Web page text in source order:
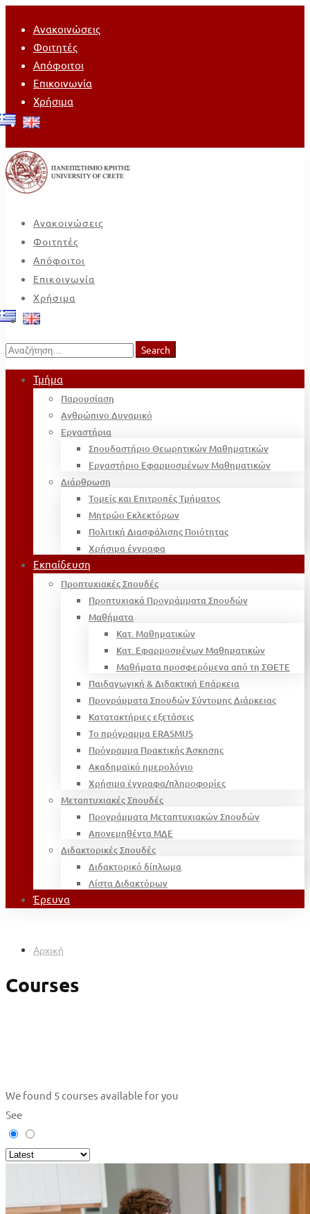
Ανακοινώσεις
Φοιτητές
Απόφοιτοι
Επικοινωνία
Χρήσιμα
Ανακοινώσεις
Φοιτητές
Απόφοιτοι
Επικοινωνία
Χρήσιμα
Search
for:
Search
Τμήμα
Παρουσίαση
Ανθρώπινο Δυναμικό
Εργαστήρια
Σπουδαστήριο Θεωρητικών Μαθηματικών
Εργαστήριο Εφαρμοσμένων Μαθηματικών
Διάρθρωση
Τομείς και Επιτροπές Τμήματος
Μητρώο Εκλεκτόρων
Πολιτική Διασφάλισης Ποιότητας
Χρήσιμα έγγραφα
Εκπαίδευση
Προπτυχιακές Σπουδές
Προπτυχιακά Προγράμματα Σπουδών
Μαθήματα
Κατ. Μαθηματικών
Κατ. Εφαρμοσμένων Μαθηματικών
Μαθήματα προσφερόμενα από τη ΣΘΕΤΕ
Παιδαγωγική & Διδακτική Επάρκεια
Προγράμματα Σπουδών Σύντομης Διάρκειας
Κατατακτήριες εξετάσεις
Το πρόγραμμα ERASMUS
Πρόγραμμα Πρακτικής Άσκησης
Ακαδημαϊκό ημερολόγιο
Χρήσιμα έγγραφα/πληροφορίες
Μεταπτυχιακές Σπουδές
Προγράμματα Μεταπτυχιακών Σπουδών
Απονεμηθέντα ΜΔΕ
Διδακτορικές Σπουδές
Διδακτορικό δίπλωμα
Λίστα Διδακτόρων
Έρευνα
Αρχική
Courses
We found 5courses available for you
See